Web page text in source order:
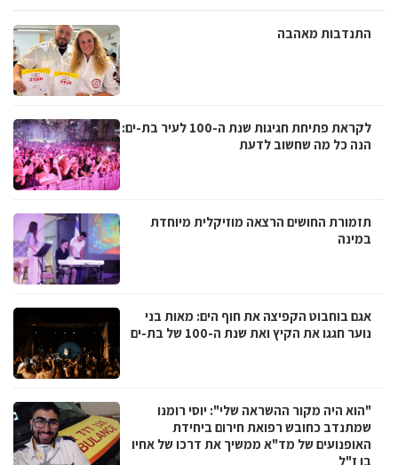
התנדבות מאהבה
לקראת פתיחת חגיגות שנת ה-100 לעיר בת-ים:
הנה כל מה שחשוב לדעת
תזמורת החושים הרצאה מוזיקלית מיוחדת
במינה
אגם בוחבוט הקפיצה את חוף הים: מאות בני
נוער חגגו את הקיץ ואת שנת ה-100 של בת-ים
"הוא היה מקור ההשראה שלי": יוסי רומנו
שמתנדב כחובש רפואת חירום ביחידת
האופנועים של מד"א ממשיך את דרכו של אחיו
בן ז"ל